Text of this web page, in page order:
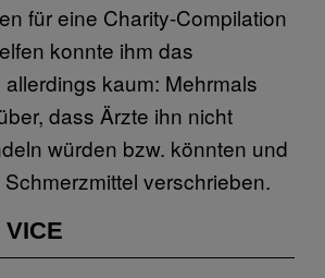
für eine Charity-Compilation
konnte ihm das
kaum: Mehrmals
dass Ärzte ihn nicht
würden bzw. könnten und
verschrieben.